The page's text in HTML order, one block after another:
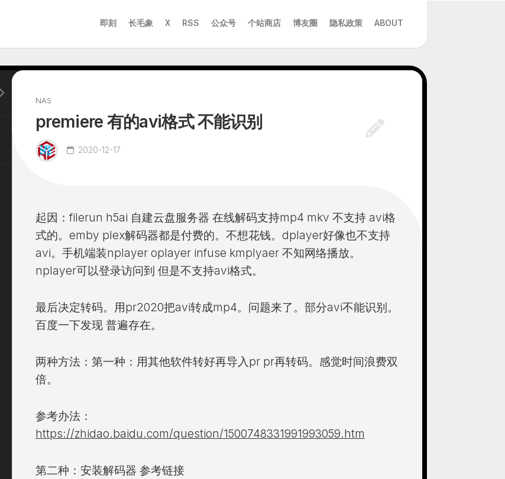
即刻 长毛象 X RSS 公众号 个站商店 博友圈 隐私政策 ABOUT
NAS
premiere 有的avi格式 不能识别
2020-12-17
起因：filerun h5ai 自建云盘服务器 在线解码支持mp4 mkv 不支持 avi格
式的。emby plex解码器都是付费的。不想花钱。dplayer好像也不支持
avi。手机端装nplayer oplayer infuse kmplyaer 不知网络播放。
nplayer可以登录访问到 但是不支持avi格式。
最后决定转码。用pr2020把avi转成mp4。问题来了。部分avi不能识别。
百度一下发现 普遍存在。
两种方法：第一种：用其他软件转好再导入pr pr再转码。感觉时间浪费双
倍。
参考办法：
https://zhidao.baidu.com/question/1500748331991993059.htm
第二种：安装解码器 参考链接